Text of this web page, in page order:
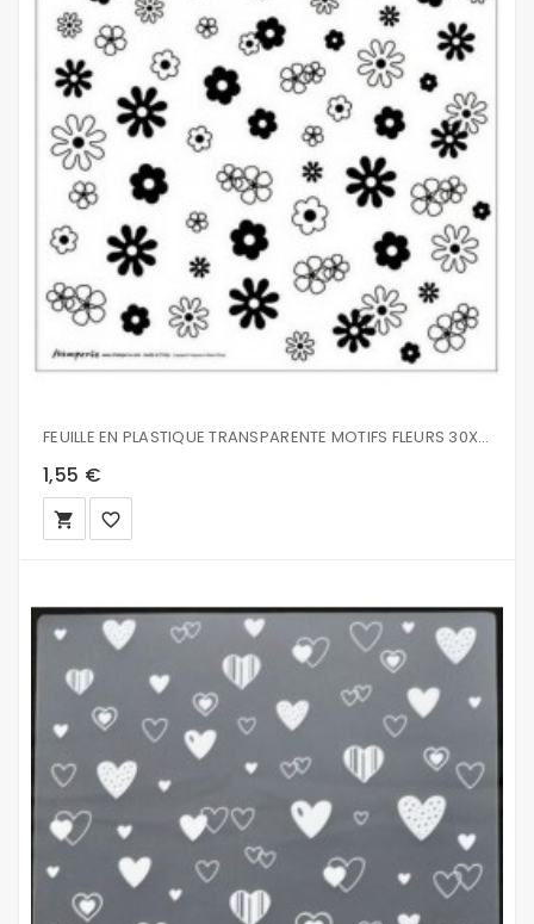
FEUILLE EN PLASTIQUE TRANSPARENTE MOTIFS FLEURS 30X30 CM
1,55 €
local_grocery_store favorite_border